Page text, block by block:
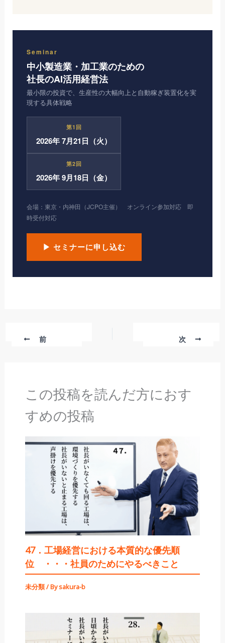
Seminar
中小製造業・加工業のための
社長のAI活用経営法
最小限の投資で、生産性の大幅向上と自動稼ぎ装置化を実
現する具体戦略
第1回
2026年 7月21日（火）
第2回
2026年 9月18日（金）
会場：東京・内神田（JCPO主催） オンライン参加対応 即
時受付対応
▶ セミナーに申し込む
前 次
この投稿を読んだ方におす
すめの投稿
47．工場経営における本質的な優先順
位 ・・・社員のためにやるべきこと
未分類/ Bysakura-b